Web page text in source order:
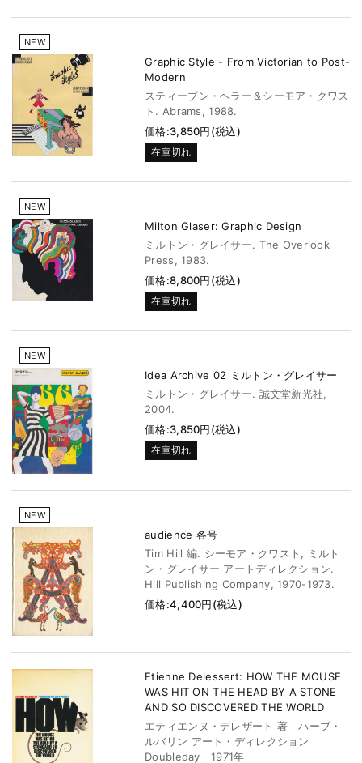
NEW
Graphic Style - From Victorian to Post-
Modern
スティーブン・ヘラー＆シーモア・クワス
ト. Abrams, 1988.
価格:3,850円(税込)
在庫切れ
NEW
Milton Glaser: Graphic Design
ミルトン・グレイサー. The Overlook
Press, 1983.
価格:8,800円(税込)
在庫切れ
NEW
Idea Archive 02 ミルトン・グレイサー
ミルトン・グレイサー. 誠文堂新光社,
2004.
価格:3,850円(税込)
在庫切れ
NEW
audience 各号
Tim Hill 編. シーモア・クワスト, ミルト
ン・グレイサー アートディレクション.
Hill Publishing Company, 1970-1973.
価格:4,400円(税込)
Etienne Delessert: HOW THE MOUSE
WAS HIT ON THE HEAD BY A STONE
AND SO DISCOVERED THE WORLD
エティエンヌ・デレザート 著 ハーブ・
ルバリン アート・ディレクション
Doubleday 1971年